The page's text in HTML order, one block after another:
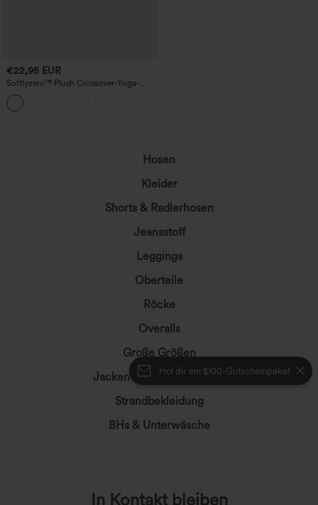
Hol dir ein $100-Gutscheinpaket
€22,95 EUR
Softlyzero™ Plush Crossover-Yoga-
Bikershorts mit hoher Taille und
Seitentasche, 17,8 cm-UPF50+
Hosen
Kleider
Shorts & Radlerhosen
Jeansstoff
Leggings
Oberteile
Röcke
Overalls
Große Größen
Jacken & Oberbekleidung
Strandbekleidung
BHs & Unterwäsche
In Kontakt bleiben